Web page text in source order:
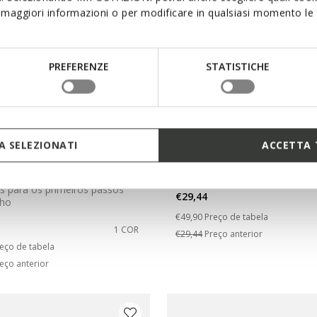
informazioni o per modificare in qualsiasi momento
PREFERENZE STATISTICHE
SELEZIONATI ACCETTA
para os primeiros passos
1 COR
from
de tabela
anterior
€29,44
Price reduced from
€49,90 to
Preço de tabela
€29,44Preço anterior